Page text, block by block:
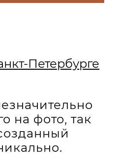
на фото, так
Петербурге